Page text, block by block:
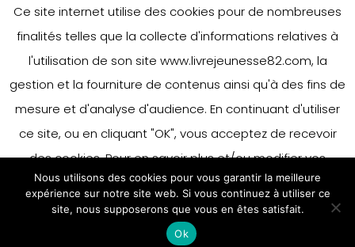
You must belogged into post a
comment.
Ce site internet utilise des cookies pour de nombreuses
finalités telles que la collecte d'informations relatives à
l'utilisation de son site www.livrejeunesse82.com, la
gestion et la fourniture de contenus ainsi qu'à des fins de
mesure et d'analyse d'audience. En continuant d'utiliser
ce site, ou en cliquant "OK", vous acceptez de recevoir
des cookies. Pour en savoir plus et/ou modifier vos
préférences en matière de cookies, merci de vous référer
à notre politique sur les cookies.
Accepter
En savoir plus
Nous utilisons des cookies pour vous garantir la meilleure
expérience sur notre site web. Si vous continuez à utiliser ce
site, nous supposerons que vous en êtes satisfait.
Ok